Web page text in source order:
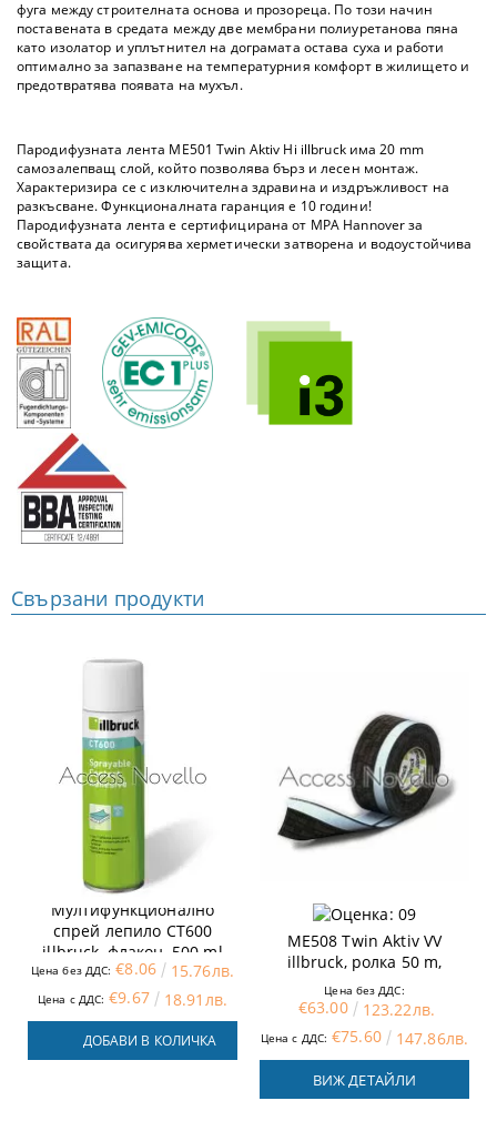
фуга между строителната основа и прозореца. По този начин
поставената в средата между две мембрани полиуретанова пяна
като изолатор и уплътнител на дограмата остава суха и работи
оптимално за запазване на температурния комфорт в жилището и
предотвратява появата на мухъл.
Пародифузната лента ME501 Twin Aktiv Hi illbruck има 20 mm
самозалепващ слой, който позволява бърз и лесен монтаж.
Характеризира се с изключителна здравина и издръжливост на
разкъсване. Функционалната гаранция е 10 години!
Пародифузната лента е сертифицирана от MPA Hannover за
свойствата да осигурява херметически затворена и водоустойчива
защита.
Свързани продукти
Мултифункционално
спрей лепило CT600
illbruck, флакон, 500 ml
Цена без ДДС: €8.06 15.76лв.
Цена с ДДС: €9.67 18.91лв.
ДОБАВИ В КОЛИЧКА
Пародифузна лента
ME508 Twin Aktiv VV
illbruck, ролка 50 m,
различни ширини
Цена без ДДС:
€63.00 123.22лв.
Цена с ДДС: €75.60 147.86лв.
ВИЖ ДЕТАЙЛИ